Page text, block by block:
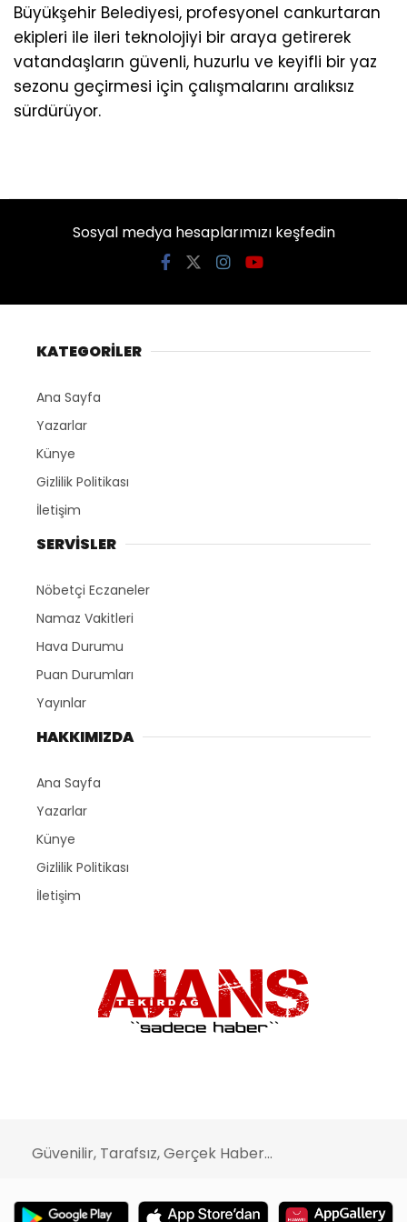
Büyükşehir Belediyesi, profesyonel cankurtaran
ekipleri ile ileri teknolojiyi bir araya getirerek
vatandaşların güvenli, huzurlu ve keyifli bir yaz
sezonu geçirmesi için çalışmalarını aralıksız
sürdürüyor.
Sosyal medya hesaplarımızı keşfedin
KATEGORİLER
Ana Sayfa
Yazarlar
Künye
Gizlilik Politikası
İletişim
SERVİSLER
Nöbetçi Eczaneler
Namaz Vakitleri
Hava Durumu
Puan Durumları
Yayınlar
HAKKIMIZDA
Ana Sayfa
Yazarlar
Künye
Gizlilik Politikası
İletişim
Güvenilir, Tarafsız, Gerçek Haber...